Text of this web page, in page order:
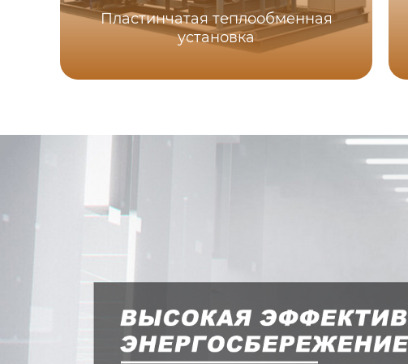
Пластинчатая теплообменная
установка